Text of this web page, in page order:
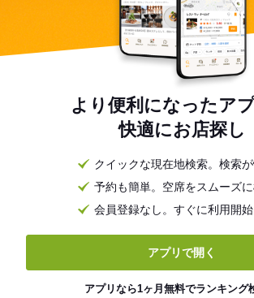
より便利になったア
快適にお店探し
クイックな現在地検索。検索
予約も簡単。空席をスムーズ
会員登録なし。すぐに利用開始
アプリで開く
アプリなら1ヶ月無料でランキング